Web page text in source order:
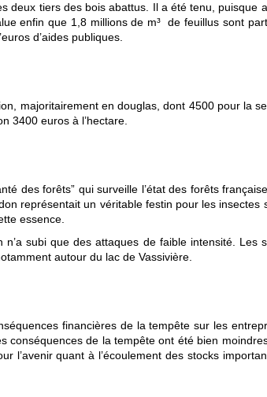
deux tiers des bois abattus. Il a été tenu,
enfin que 1,8 millions de m³ de feuillus sont
d’aides publiques.
majoritairement en douglas, dont 4500 pour la
3400 euros à l’hectare.
des forêts” qui surveille l’état des forêts
représentait un véritable festin pour les insectes
essence.
subi que des attaques de faible intensité.
autour du lac de Vassivière.
financières de la tempête sur les
conséquences de la tempête ont été bien
l’avenir quant à l’écoulement des stocks